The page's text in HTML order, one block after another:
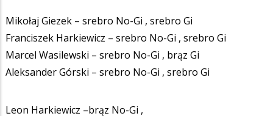
Mikołaj Giezek – srebro No-Gi , srebro Gi
Franciszek Harkiewicz – srebro No-Gi , srebro Gi
Marcel Wasilewski – srebro No-Gi , brąz Gi
Aleksander Górski – srebro No-Gi , srebro Gi
Leon Harkiewicz –brąz No-Gi ,